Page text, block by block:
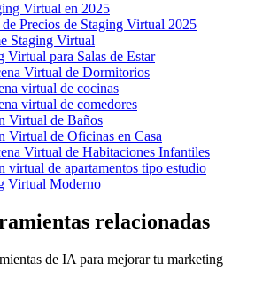
Virtual en 2025
Precios de Staging Virtual 2025
Staging Virtual
Virtual para Salas de Estar
Virtual de Dormitorios
virtual de cocinas
virtual de comedores
Virtual de Baños
Virtual de Oficinas en Casa
Virtual de Habitaciones Infantiles
virtual de apartamentos tipo estudio
Virtual Moderno
relacionadas
de IA para mejorar tu marketing